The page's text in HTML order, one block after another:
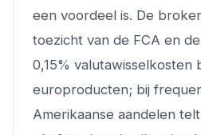
een voordeel is. De
toezicht van de FCA en
0,15% valutawisselkosten
europroducten; bij
Amerikaanse aandelen